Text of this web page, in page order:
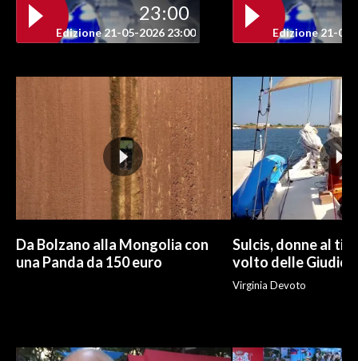
INFO AZIENDE
ABBONATI
NECROLOGI
PUBBLICITÀ
SPIAGGE
STORE
23:00
Edizione 21-05-2026 23:00 Edizione 21-05-
Da Bolzano alla Mongolia con
una Panda da 150 euro
Sulcis, donne al
volto delle
Virginia Devoto